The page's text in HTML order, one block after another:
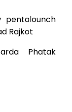
pentalounch
Rajkot
Phatak